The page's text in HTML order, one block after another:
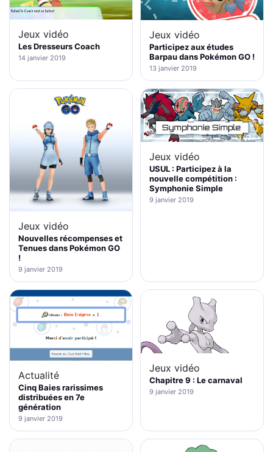
Jeux vidéo
Les Dresseurs Coach
14 janvier 2019
Jeux vidéo
Participez aux études
Barpau dans Pokémon GO !
13 janvier 2019
Jeux vidéo
Nouvelles récompenses et
Tenues dans Pokémon GO
!
9 janvier 2019
Jeux vidéo
USUL : Participez à la
nouvelle compétition :
Symphonie Simple
9 janvier 2019
Actualité
Cinq Baies rarissimes
distribuées en 7e
génération
9 janvier 2019
Jeux vidéo
Chapitre 9 : Le carnaval
9 janvier 2019